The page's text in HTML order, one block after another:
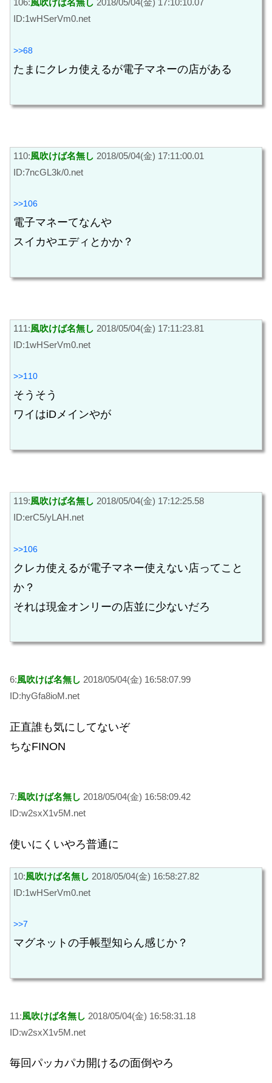
106:風吹けば名無し 2018/05/04(金) 17:10:10.07
ID:1wHSerVm0.net
>>68
たまにクレカ使えるが電子マネーの店がある
110:風吹けば名無し 2018/05/04(金) 17:11:00.01
ID:7ncGL3k/0.net
>>106
電子マネーてなんや
スイカやエディとかか？
111:風吹けば名無し 2018/05/04(金) 17:11:23.81
ID:1wHSerVm0.net
>>110
そうそう
ワイはiDメインやが
119:風吹けば名無し 2018/05/04(金) 17:12:25.58
ID:erC5/yLAH.net
>>106
クレカ使えるが電子マネー使えない店ってこと
か？
それは現金オンリーの店並に少ないだろ
6:風吹けば名無し 2018/05/04(金) 16:58:07.99
ID:hyGfa8ioM.net
正直誰も気にしてないぞ
ちなFINON
7:風吹けば名無し 2018/05/04(金) 16:58:09.42
ID:w2sxX1v5M.net
使いにくいやろ普通に
10:風吹けば名無し 2018/05/04(金) 16:58:27.82
ID:1wHSerVm0.net
>>7
マグネットの手帳型知らん感じか？
11:風吹けば名無し 2018/05/04(金) 16:58:31.18
ID:w2sxX1v5M.net
毎回パッカパカ開けるの面倒やろ